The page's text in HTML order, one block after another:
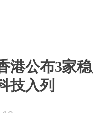
港公布3家
技入列